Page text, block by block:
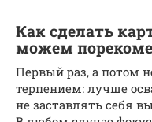
Как сделать
можем
Первый раз, а потом
терпением: лучше
не заставлять себя